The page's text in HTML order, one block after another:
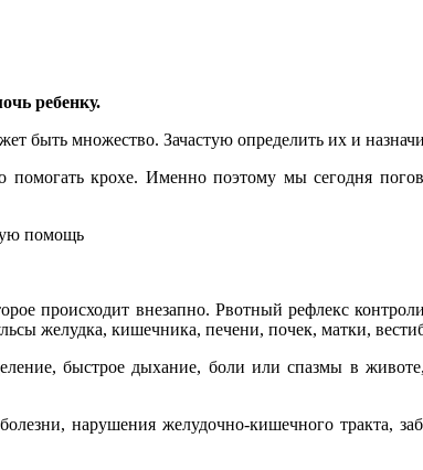
ребенку.
быть множество. Зачастую определить их и
крохе. Именно поэтому мы сегодня
помощь
происходит внезапно. Рвотный рефлекс
желудка, кишечника, печени, почек, матки,
быстрое дыхание, боли или спазмы в
нарушения желудочно-кишечного тракта,